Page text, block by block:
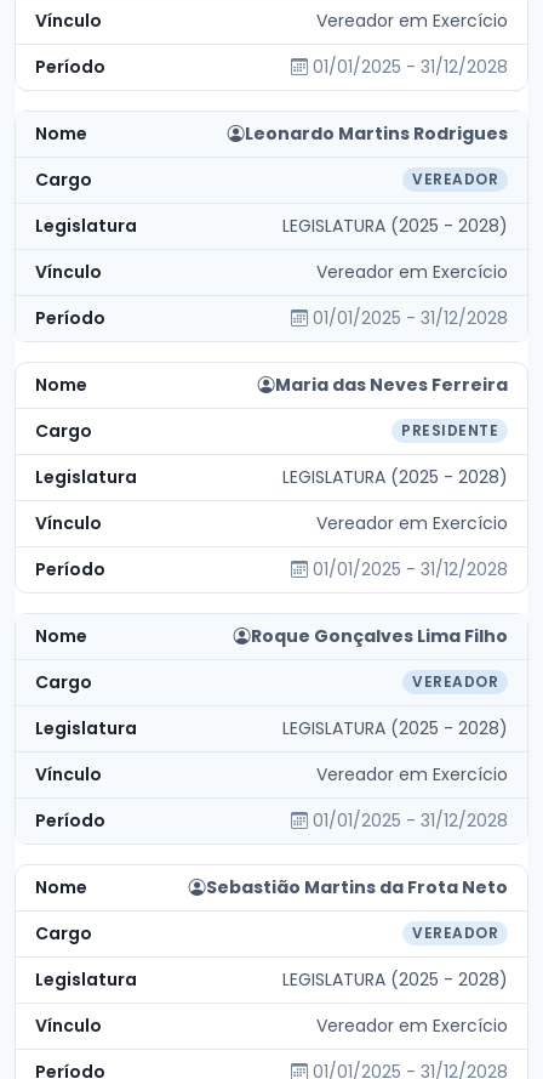
Vereador em Exercício
01/01/2025 - 31/12/2028
Leonardo Martins Rodrigues
VEREADOR
LEGISLATURA (2025 - 2028)
Vereador em Exercício
01/01/2025 - 31/12/2028
Maria das Neves Ferreira
PRESIDENTE
LEGISLATURA (2025 - 2028)
Vereador em Exercício
01/01/2025 - 31/12/2028
Roque Gonçalves Lima Filho
VEREADOR
LEGISLATURA (2025 - 2028)
Vereador em Exercício
01/01/2025 - 31/12/2028
Sebastião Martins da Frota Neto
VEREADOR
LEGISLATURA (2025 - 2028)
Vereador em Exercício
01/01/2025 - 31/12/2028